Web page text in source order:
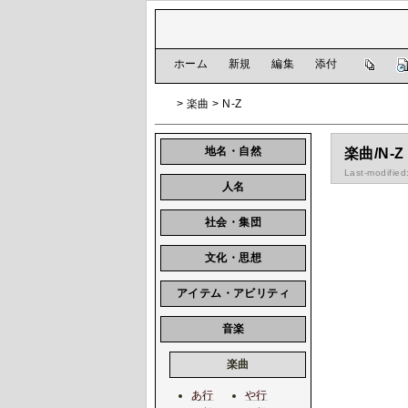
ホーム 新規 編集 添付
> 楽曲 > N-Z
楽曲/N-Z
Last-
地名・自然
人名
社会・集団
文化・思想
アイテム・アビリティ
音楽
楽曲
あ行
や行